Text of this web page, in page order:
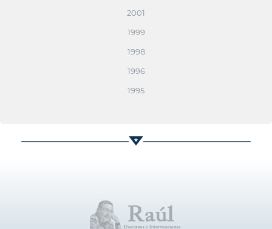
2001
1999
1998
1996
1995